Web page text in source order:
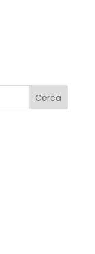
Cerca